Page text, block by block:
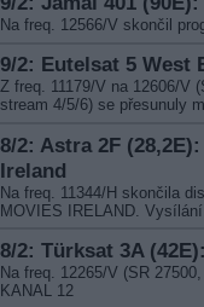
Na freq. 12566/V skončil
9/2: Eutelsat 5 West
Z freq. 11179/V na 12606/V
stream 4/5/6) se přesunuly
8/2: Astra 2F
Ireland
Na freq. 11344/H skončila
MOVIES IRELAND.
8/2: Türksat 3A
Na freq. 12265/V (SR
KANAL 12